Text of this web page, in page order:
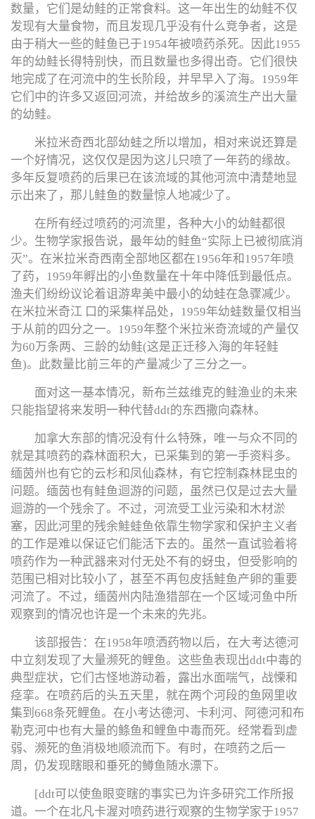
数量，它们是幼鲑的正常食料。这一年出生的幼鲑不仅
发现有大量食物，而且发现几乎没有什么竞争者，这是
由于稍大一些的鲑鱼已于1954年被喷药杀死。因此1955
年的幼鲑长得特别快，而且数量也多得出奇。它们很快
地完成了在河流中的生长阶段，并早早入了海。1959年
它们中的许多又返回河流，并给故乡的溪流生产出大量
的幼鲑。
米拉米奇西北部幼蛙之所以增加，相对来说还算是
一个好情况，这仅仅是因为这儿只喷了一年药的缘故。
多年反复喷药的后果已在该流域的其他河流中清楚地显
示出来了，那儿鲑鱼的数量惊人地减少了。
在所有经过喷药的河流里，各种大小的幼鲑都很
少。生物学家报告说，最年幼的鲑鱼“实际上已被彻底消
灭”。在米拉米奇西南全部地区都在1956年和1957年喷
了药，1959年孵出的小鱼数量在十年中降低到最低点。
渔夫们纷纷议论着诅游卑美中最小的幼蛙在急骤减少。
在米拉米奇江 口的采集样品处，1959年幼蛙数量仅相当
于从前的四分之一。1959年整个米拉米奇流域的产量仅
为60万条两、三龄的幼鲑(这是正迁移入海的年轻鲑
鱼)。此数量比前三年的产量减少了三分之一。
面对这一基本情况，新布兰兹维克的鲑渔业的未来
只能指望将来发明一种代替ddt的东西撒向森林。
加拿大东部的情况没有什么特殊，唯一与众不同的
就是其喷药的森林面积大，已采集到的第一手资料多。
缅茵州也有它的云杉和凤仙森林，有它控制森林昆虫的
问题。缅茵也有鲑鱼迴游的问题，虽然已仅是过去大量
迴游的一个残余了。不过，河流受工业污染和木材淤
塞，因此河里的残余鮭蛙鱼依靠生物学家和保护主义者
的工作是难以保证它们能活下去的。虽然一直试验着将
喷药作为一种武器来对付无处不有的蚜虫，但受影响的
范围已相对比较小了，甚至不再包皮括鮭鱼产卵的重要
河流了。不过，缅茵州内陆渔猎部在一个区域河鱼中所
观察到的情况也许是一个未来的先兆。
该部报告：在1958年喷洒药物以后，在大考达德河
中立刻发现了大量濒死的鲤鱼。这些鱼表现出ddt中毒的
典型症状，它们古怪地游动着，露出水面喘气，战慄和
痉挛。在喷药后的头五天里，就在两个河段的鱼网里收
集到668条死鲤鱼。在小考达德河、卡利河、阿德河和布
勒克河中也有大量的鲦鱼和鲤鱼中毒而死。经常看到虚
弱、濒死的鱼消极地顺流而下。有时，在喷药之后一
周，仍发现瞎眼和垂死的鳟鱼随水漂下。
[ddt可以使鱼眼变瞎的事实已为许多研究工作所报
道。一个在北凡卡渥对喷药进行观察的生物学家于1957